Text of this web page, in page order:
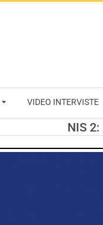
VIDEO INTERVISTE
NIS